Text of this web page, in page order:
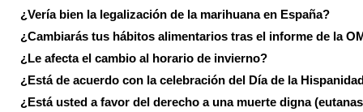
¿Vería bien la legalización de la marihuana en España?
¿Cambiarás tus hábitos alimentarios tras el informe de la
¿Le afecta el cambio al horario de invierno?
¿Está de acuerdo con la celebración del Día de la
¿Está usted a favor del derecho a una muerte digna